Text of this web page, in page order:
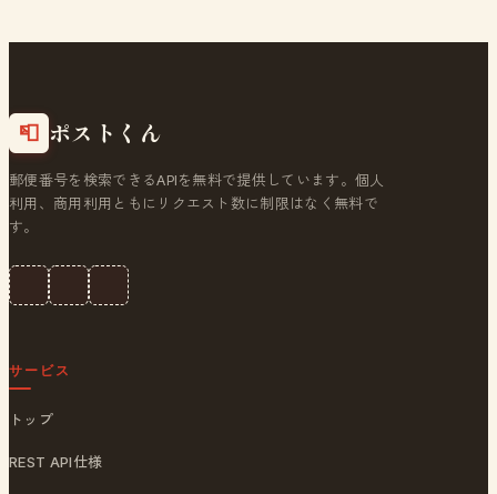
📮 ポストくん
郵便番号を検索できるAPIを無料で提供しています。個人
利用、商用利用ともにリクエスト数に制限はなく無料で
す。
サービス
トップ
REST API仕様